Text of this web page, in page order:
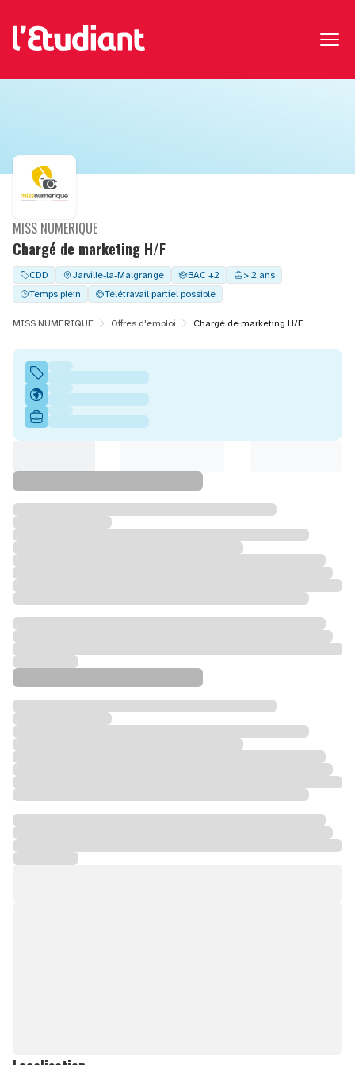
Chargé de marketing H/F
MISS NUMERIQUE
CDD Jarville-la-Malgrange BAC +2
> 2 ans
Temps plein
Télétravail partiel possible
MISS NUMERIQUE Offres d'emploi Chargé de marketing H/F